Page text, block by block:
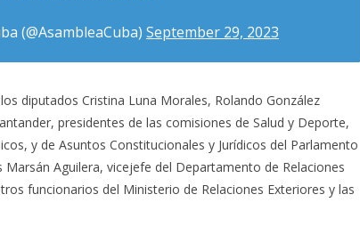
(@AsambleaCuba) September 29, 2023
diputados Cristina Luna Morales, Rolando González
presidentes de las comisiones de Salud y Deporte,
y de Asuntos Constitucionales y Jurídicos del Parlamento
Aguilera, vicejefe del Departamento de Relaciones
funcionarios del Ministerio de Relaciones Exteriores y las